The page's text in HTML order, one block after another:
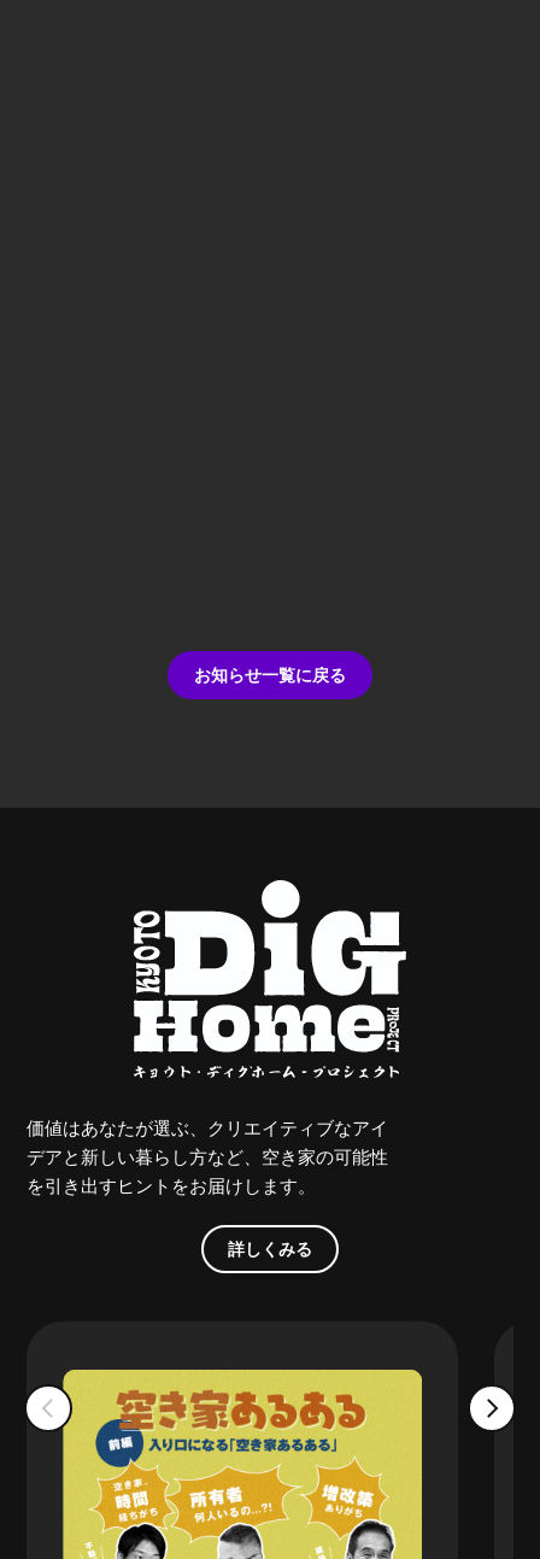
お知らせ一覧に戻る
価値はあなたが選ぶ、クリエイティブなアイ
デアと新しい暮らし方など、空き家の可能性
を引き出すヒントをお届けします。
詳しくみる